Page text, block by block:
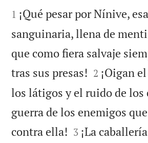


1 ¡Qué pesar por Nínive,
sanguinaria, llena de
que como fiera salvaje
tras sus presas! 

2 ¡Oigan
los látigos y el ruido de los
guerra de los enemigos
contra ella! 

3 ¡La